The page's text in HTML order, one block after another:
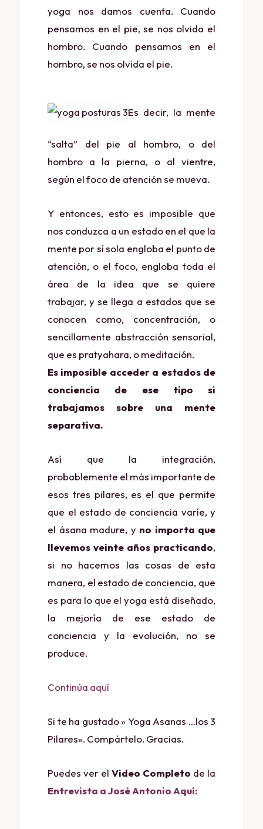
yoga nos damos cuenta. Cuando
pensamos en el pie, se nos olvida el
hombro. Cuando pensamos en el
hombro, se nos olvida el pie.
Es decir, la mente
“salta” del pie al hombro, o del
hombro a la pierna, o al vientre,
según el foco de atención se mueva.
Y entonces, esto es imposible que
nos conduzca a un estado en el que la
mente por sí sola engloba el punto de
atención, o el foco, engloba toda el
área de la idea que se quiere
trabajar, y se llega a estados que se
conocen como, concentración, o
sencillamente abstracción sensorial,
que es pratyahara, o meditación.
Es imposible acceder a estados de
conciencia de ese tipo si
trabajamos sobre una mente
separativa.
Así que la integración,
probablemente el más importante de
esos tres pilares, es el que permite
que el estado de conciencia varíe, y
el ásana madure, y no importa que
llevemos veinte años practicando,
si no hacemos las cosas de esta
manera, el estado de conciencia, que
es para lo que el yoga está diseñado,
la mejoría de ese estado de
conciencia y la evolución, no se
produce.
Continúa aquí
Si te ha gustado » Yoga Asanas …los 3
Pilares». Compártelo. Gracias.
Puedes ver el Video Completo de la
Entrevista a José Antonio Aquí: